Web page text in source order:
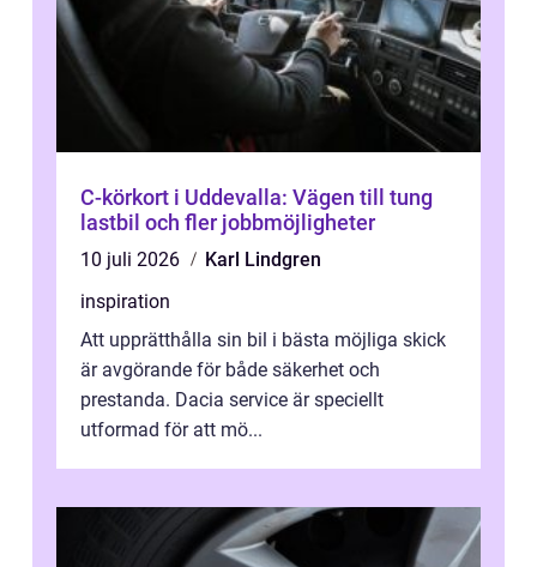
C-körkort i Uddevalla: Vägen till tung
lastbil och fler jobbmöjligheter
10 juli 2026
Karl Lindgren
inspiration
Att upprätthålla sin bil i bästa möjliga skick
är avgörande för både säkerhet och
prestanda. Dacia service är speciellt
utformad för att mö...